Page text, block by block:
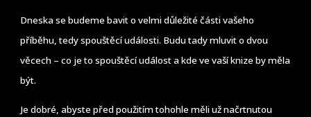
Dneska se budeme bavit o velmi důležité části vašeho
příběhu, tedy spouštěcí události. Budu tady mluvit o dvou
věcech – co je to spouštěcí událost a kde ve vaší knize by měla
být.
Je dobré, abyste před použitím tohohle měli už načrtnutou